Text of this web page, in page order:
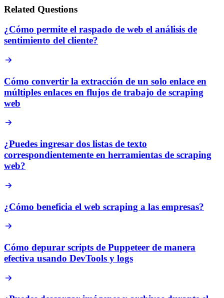
Related Questions
¿Cómo permite el raspado de web el análisis de
sentimiento del cliente?
Cómo convertir la extracción de un solo enlace en
múltiples enlaces en flujos de trabajo de scraping
web
¿Puedes ingresar dos listas de texto
correspondientemente en herramientas de scraping
web?
¿Cómo beneficia el web scraping a las empresas?
Cómo depurar scripts de Puppeteer de manera
efectiva usando DevTools y logs